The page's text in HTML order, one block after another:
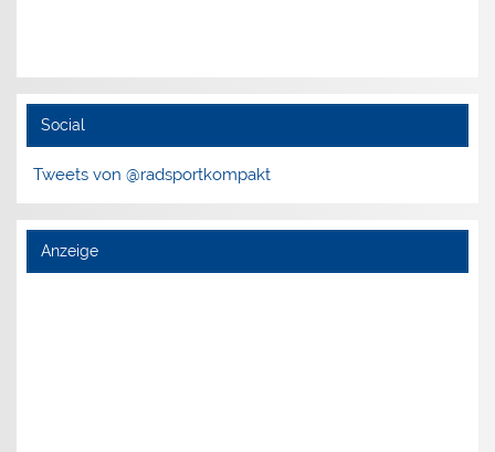
Social
Tweets von @radsportkompakt
Anzeige